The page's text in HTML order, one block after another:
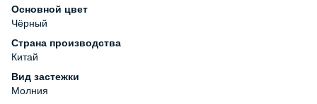
Основной цвет
Чёрный
Страна производства
Китай
Вид застежки
Молния